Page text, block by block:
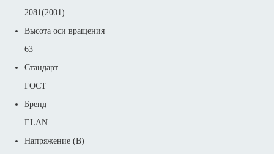
2081(2001)
Высота оси вращения
63
Стандарт
ГОСТ
Бренд
ELAN
Напряжение (В)